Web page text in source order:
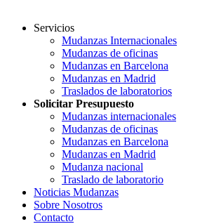
Servicios
Mudanzas Internacionales
Mudanzas de oficinas
Mudanzas en Barcelona
Mudanzas en Madrid
Traslados de laboratorios
Solicitar Presupuesto
Mudanzas internacionales
Mudanzas de oficinas
Mudanzas en Barcelona
Mudanzas en Madrid
Mudanza nacional
Traslado de laboratorio
Noticias Mudanzas
Sobre Nosotros
Contacto